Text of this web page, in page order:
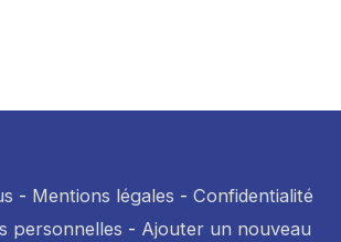
- Mentions légales - Confidentialité
personnelles - Ajouter un nouveau